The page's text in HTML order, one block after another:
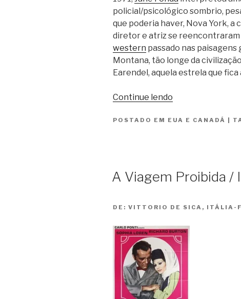
policial/psicológico sombrio,
que poderia haver, Nova York, a
diretor e atriz se reencontraram
western passado nas
Montana, tão longe da
Earendel, aquela estrela que fica
Continue lendo
Ambição
Horseman”
POSTADO EM EUA E CANADÁ |
A Viagem Proibida /
DE: VITTORIO DE SICA, ITÁLIA-